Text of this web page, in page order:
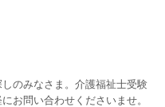
のみなさま。介護福祉士受験
お問い合わせくださいませ。